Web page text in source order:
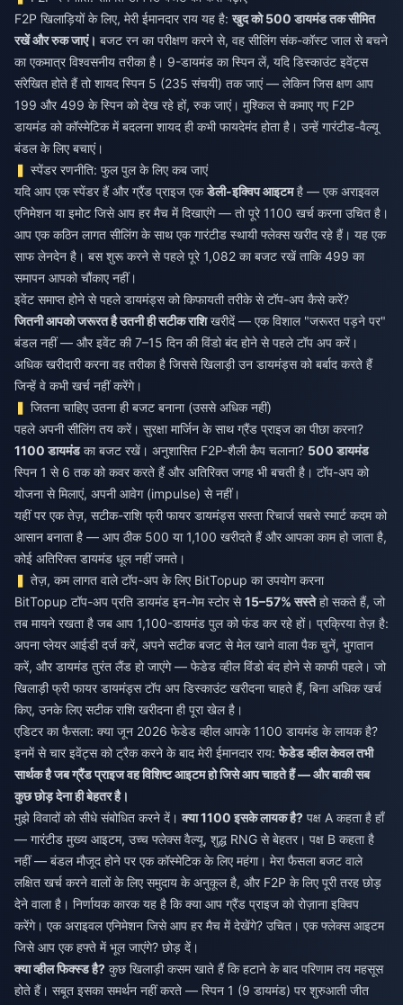
F2P खिलाड़ियों के लिए, मेरी ईमानदार राय यह है:खुद को 500 डायमंड तक सीमित
रखें और रुक जाएं। बजट रन का परीक्षण करने से, वह सीलिंग संक-कॉस्ट जाल से बचने
का एकमात्र विश्वसनीय तरीका है। 9-डायमंड का स्पिन लें, यदि डिस्काउंट इवेंट्स
संरेखित होते हैं तो शायद स्पिन 5 (235 संचयी) तक जाएं — लेकिन जिस क्षण आप
199 और 499 के स्पिन को देख रहे हों, रुक जाएं। मुश्किल से कमाए गए F2P
डायमंड को कॉस्मेटिक में बदलना शायद ही कभी फायदेमंद होता है। उन्हें गारंटीड-वैल्यू
बंडल के लिए बचाएं।
स्पेंडर रणनीति: फुल पुल के लिए कब जाएं
यदि आप एक स्पेंडर हैं और ग्रैंड प्राइज एकडेली-इक्विप आइटमहै — एक अराइवल
एनिमेशन या इमोट जिसे आप हर मैच में दिखाएंगे — तो पूरे 1100 खर्च करना उचित है।
आप एक कठिन लागत सीलिंग के साथ एक गारंटीड स्थायी फ्लेक्स खरीद रहे हैं। यह एक
साफ लेनदेन है। बस शुरू करने से पहले पूरे 1,082 का बजट रखें ताकि 499 का
समापन आपको चौंकाए नहीं।
इवेंट समाप्त होने से पहले डायमंड्स को किफायती तरीके से टॉप-अप कैसे करें?
जितनी आपको जरूरत है उतनी ही सटीक राशिखरीदें — एक विशाल "जरूरत पड़ने पर"
बंडल नहीं — और इवेंट की 7–15 दिन की विंडो बंद होने से पहले टॉप अप करें।
अधिक खरीदारी करना वह तरीका है जिससे खिलाड़ी उन डायमंड्स को बर्बाद करते हैं
जिन्हें वे कभी खर्च नहीं करेंगे।
जितना चाहिए उतना ही बजट बनाना (उससे अधिक नहीं)
पहले अपनी सीलिंग तय करें। सुरक्षा मार्जिन के साथ ग्रैंड प्राइज का पीछा करना?
1100 डायमंडका बजट रखें। अनुशासित F2P-शैली कैप चलाना? 500 डायमंड
स्पिन 1 से 6 तक को कवर करते हैं और अतिरिक्त जगह भी बचती है। टॉप-अप को
योजना से मिलाएं, अपनी आवेग (impulse) से नहीं।
यहीं पर एक तेज़, सटीक-राशि फ्री फायर डायमंड्स सस्ता रिचार्ज सबसे स्मार्ट कदम को
आसान बनाता है — आप ठीक 500 या 1,100 खरीदते हैं और आपका काम हो जाता है,
कोई अतिरिक्त डायमंड धूल नहीं जमते।
तेज़, कम लागत वाले टॉप-अप के लिए BitTopup का उपयोग करना
BitTopup टॉप-अप प्रति डायमंड इन-गेम स्टोर से15–57% सस्तेहो सकते हैं, जो
तब मायने रखता है जब आप 1,100-डायमंड पुल को फंड कर रहे हों। प्रक्रिया तेज़ है:
अपना प्लेयर आईडी दर्ज करें, अपने सटीक बजट से मेल खाने वाला पैक चुनें, भुगतान
करें, और डायमंड तुरंत लैंड हो जाएंगे — फेडेड व्हील विंडो बंद होने से काफी पहले। जो
खिलाड़ीफ्री फायर डायमंड्स टॉप अप डिस्काउंट खरीदनाचाहते हैं, बिना अधिक खर्च
किए, उनके लिए सटीक राशि खरीदना ही पूरा खेल है।
एडिटर का फैसला: क्या जून 2026 फेडेड व्हील आपके 1100 डायमंड के लायक है?
इनमें से चार इवेंट्स को ट्रैक करने के बाद मेरी ईमानदार राय:फेडेड व्हील केवल तभी
सार्थक है जब ग्रैंड प्राइज वह विशिष्ट आइटम हो जिसे आप चाहते हैं — और बाकी सब
कुछ छोड़ देना ही बेहतर है।
मुझे विवादों को सीधे संबोधित करने दें।क्या 1100 इसके लायक है? पक्ष A कहता है हाँ
— गारंटीड मुख्य आइटम, उच्च फ्लेक्स वैल्यू, शुद्ध RNG से बेहतर। पक्ष B कहता है
नहीं — बंडल मौजूद होने पर एक कॉस्मेटिक के लिए महंगा। मेरा फैसला बजट वाले
लक्षित खर्च करने वालों के लिए समुदाय के अनुकूल है, और F2P के लिए पूरी तरह छोड़
देने वाला है। निर्णायक कारक यह है कि क्या आप ग्रैंड प्राइज को रोज़ाना इक्विप
करेंगे। एक अराइवल एनिमेशन जिसे आप हर मैच में देखेंगे? उचित। एक फ्लेक्स आइटम
जिसे आप एक हफ्ते में भूल जाएंगे? छोड़ दें।
क्या व्हील फिक्स्ड है? कुछ खिलाड़ी कसम खाते हैं कि हटाने के बाद परिणाम तय महसूस
होते हैं। सबूत इसका समर्थन नहीं करते — स्पिन 1 (9 डायमंड) पर शुरुआती जीत